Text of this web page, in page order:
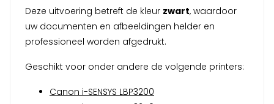
Deze uitvoering betreft de kleur zwart, waardoor
uw documenten en afbeeldingen helder en
professioneel worden afgedrukt.
Geschikt voor onder andere de volgende printers:
Canon i-SENSYS LBP3200